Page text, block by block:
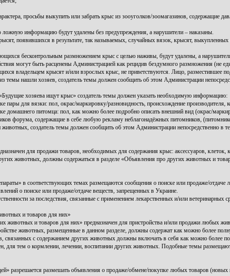
просьбы выкупить или забрать крыс из зооуголков/зоомагазинов,
информацию будут удалены без предупреждения, а нарушители – наказаны.
появившихся в результате, так называемых, случайных вязок, крысят,
бесконтрольным размножением крыс с целью наживы, будут удалены, а
могут быть расценены Администрацией как рецидив бездумного размножения (не
владельцем крысят и/или взрослых крыс, не приветствуются. Лицо, разместившее
темы нашли хозяев, создатель темы должен сообщить об этом Администрации
хозяева ищут крыс» создатель темы должен указать необходимую информацию:
пары для вязки: пол, окрас/маркировку/разновидность, происхождение
домашнего питомца: пол, как можно более подробно описать внешний вид (окрас/
форума, содержащие в себе любую рекламу неблагонадёжных питомников,
создатель темы должен сообщить об этом Администрации непосредственно в
для продажи товаров, необходимых для содержания крыс: аксессуаров, клеток,
животных, должны содержаться в разделе «Объявления про других животных и
в соответствующих темах размещаются сообщения о поиске или продаже/отдаче
о поиске или продаже/отдаче веществ, запрещенных в Украине.
за последствия, связанные с применением лекарственных и/или ветеринарных
и товаров для них»
животных и товаров для них» предназначен для пристройства и/или продажи любых
животных, размещенные в данном разделе, должны содержат как можно более
с содержанием других животных должны включать в себя как можно более
для тем о кормлении, лечении, воспитании других животных. Подобные темы
разрешается размешать объявления о продаже/обмене/покупке любых товаров